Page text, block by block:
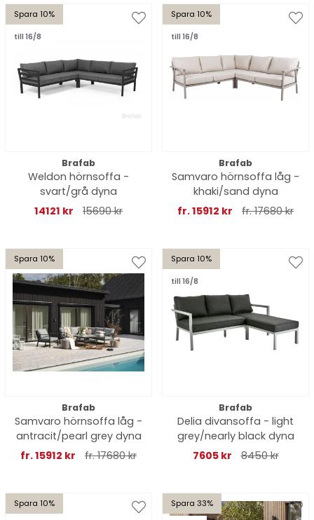
Spara 10%
till 16/8
Brafab
Weldon hörnsoffa -
svart/grå dyna
14121 kr
15690 kr
Spara 10%
till 16/8
Brafab
Samvaro hörnsoffa låg -
khaki/sand dyna
fr. 15912 kr
fr. 17680 kr
Spara 10%
Brafab
Samvaro hörnsoffa låg -
antracit/pearl grey dyna
fr. 15912 kr
fr. 17680 kr
Spara 10%
till 16/8
Brafab
Delia divansoffa - light
grey/nearly black dyna
7605 kr
8450 kr
Spara 10% Spara 33%